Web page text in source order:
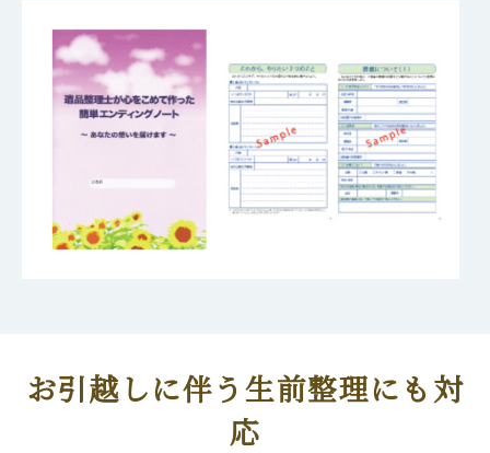
お引越しに伴う生前整理にも対
応